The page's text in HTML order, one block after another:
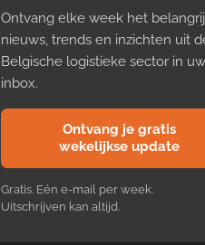
Ontvang elke week het
nieuws, trends en inzichten uit
Belgische logistieke sector in uw
inbox.
Ontvang je gratis
wekelijkse update
Gratis. Eén e-mail per week.
Uitschrijven kan altijd.